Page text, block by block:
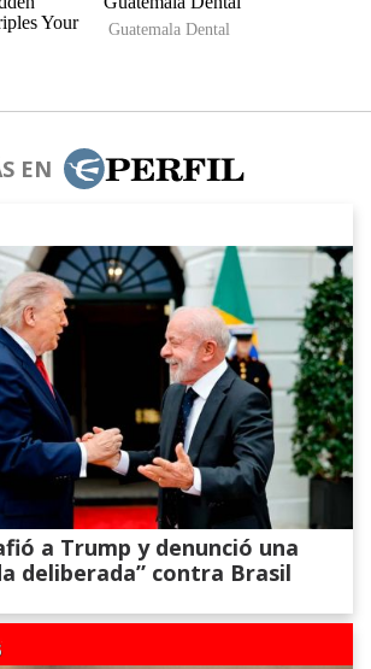
EN
a Trump y denunció una
deliberada” contra Brasil